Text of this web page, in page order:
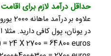
حداقل درآمد لازم برای اقامت
در یونان، پول کافی دارید. مثلا اگر شما یک خانواده سه نفره
24 X 2700 = 64800 euros